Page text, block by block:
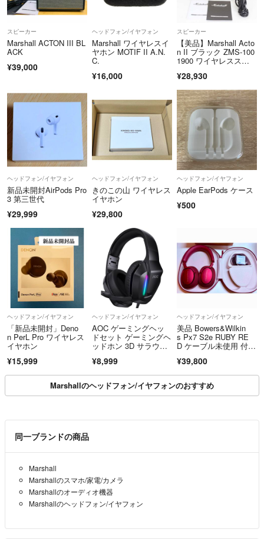
スピーカー
Marshall ACTON III BL
ACK
¥39,000
ヘッドフォン/イヤフォン
Marshall ワイヤレスイ
ヤホン MOTIF II A.N.
C.
¥16,000
スピーカー
【美品】Marshall Acto
n II ブラック ZMS-100
1900 ワイヤレススピ
シャル アクトン 本体
¥28,930
ヘッドフォン/イヤフォン
新品未開封AirPods Pro
3 第三世代
¥29,999
ヘッドフォン/イヤフォン
きのこの山 ワイヤレス
イヤホン
¥29,800
ヘッドフォン/イヤフォン
Apple EarPods ケース
¥500
ヘッドフォン/イヤフォン
「新品未開封」Deno
n PerL Pro ワイヤレス
イヤホン
¥15,999
ヘッドフォン/イヤフォン
AOC ゲーミングヘッ
ドセット ゲーミングヘ
ッドホン 3D サラウン
イバー 3.5mm 有線
¥8,999
ヘッドフォン/イヤフォン
美品 Bowers&Wilkin
s Px7 S2e RUBY RE
D ケーブル未使用 付属
¥39,800
Marshallのヘッドフォン/イヤフォンのおすすめ
同一ブランドの商品
Marshall
Marshallのスマホ/家電/カメラ
Marshallのオーディオ機器
Marshallのヘッドフォン/イヤフォン